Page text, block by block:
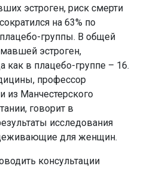
эстроген, риск смерти
на 63% по
группы. В общей
эстроген,
как в плацебо-группе – 16.
профессор
из Манчестерского
говорит в
исследования
для женщин.
консультации